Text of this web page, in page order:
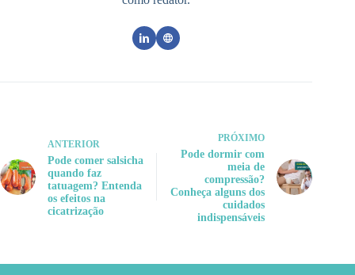
ANTERIOR
Pode comer salsicha
quando faz
tatuagem? Entenda
os efeitos na
cicatrização
PRÓXIMO
Pode dormir com
meia de
compressão?
Conheça alguns dos
cuidados
indispensáveis